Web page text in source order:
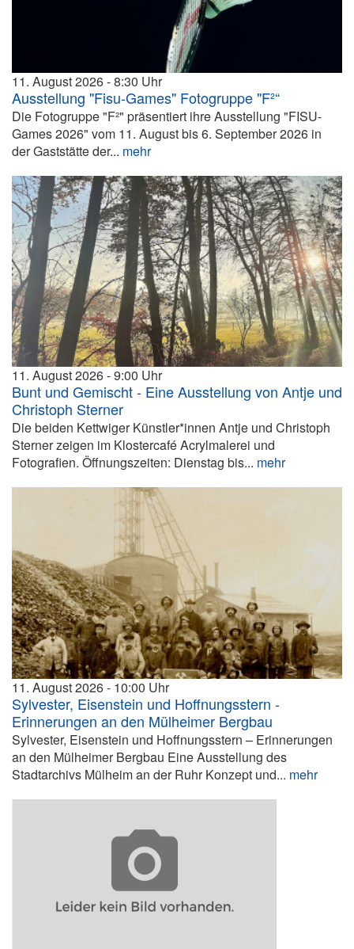
11. August 2026 8:30
Ausstellung "Fisu-Games" Fotogruppe "F²“
Die Fotogruppe "F²" präsentiert ihre Ausstellung "FISU-
Games 2026" vom 11. August bis 6. September 2026 in
der Gaststätte der... mehr
11. August 2026 9:00
Bunt und Gemischt - Eine Ausstellung von Antje und
Christoph Sterner
Die beiden Kettwiger Künstler*innen Antje und Christoph
Sterner zeigen im Klostercafé Acrylmalerei und
Fotografien. Öffnungszeiten: Dienstag bis... mehr
11. August 2026 10:00
Sylvester, Eisenstein und Hoffnungsstern -
Erinnerungen an den Mülheimer Bergbau
Sylvester, Eisenstein und Hoffnungsstern – Erinnerungen
an den Mülheimer Bergbau Eine Ausstellung des
Stadtarchivs Mülheim an der Ruhr Konzept und... mehr